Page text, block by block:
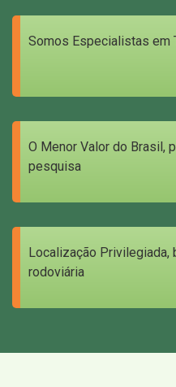
Somos Especialistas em
O Menor Valor do Brasil,
pesquisa
Localização Privilegiada,
rodoviária